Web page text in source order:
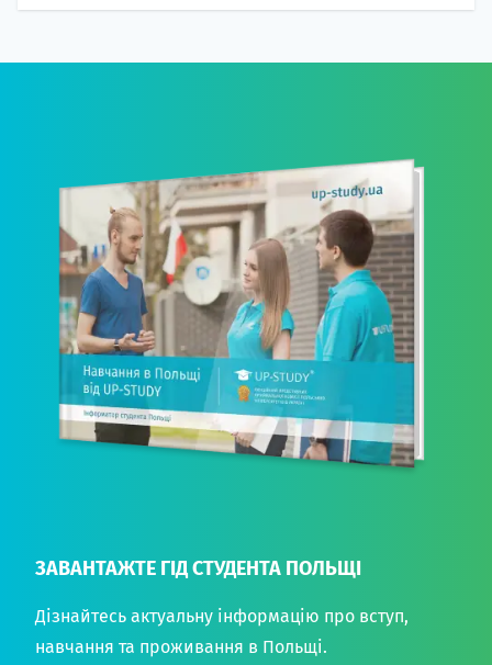
ЗАВАНТАЖТЕ ГІД СТУДЕНТА ПОЛЬЩІ
Дізнайтесь актуальну інформацію про вступ,
навчання та проживання в Польщі.